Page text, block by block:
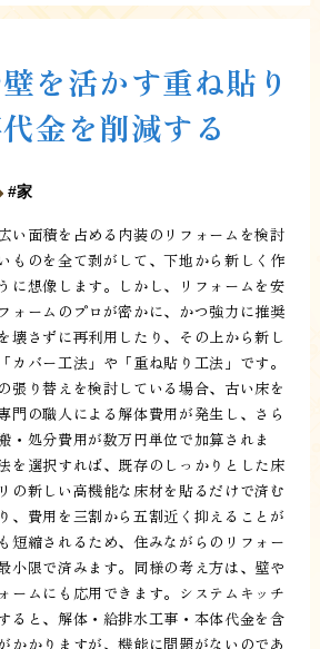
を活かす重ね貼り
金を削減する
家
い面積を占める内装のリフォームを検討
ものを全て剥がして、下地から新しく作
に想像します。しかし、リフォームを安
ォームのプロが密かに、かつ強力に推奨
壊さずに再利用したり、その上から新し
カバー工法」や「重ね貼り工法」です。
張り替えを検討している場合、古い床を
門の職人による解体費用が発生し、さら
・処分費用が数万円単位で加算されま
を選択すれば、既存のしっかりとした床
の新しい高機能な床材を貼るだけで済む
、費用を三割から五割近く抑えることが
短縮されるため、住みながらのリフォー
小限で済みます。同様の考え方は、壁や
ームにも応用できます。システムキッチ
ると、解体・給排水工事・本体代金を含
かかりますが、機能に問題がないのであ